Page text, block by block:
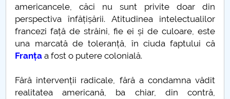
Câte strofe are Luceafarul?
ANIVERSAREA A 162 DE ANI DE LA UNIREA
PRINCIPATELOR ROMÂNE
“CAZUL” ŞTIINŢELOR UMANE. O PLEDOARIE
PRECAUTĂ
americancele, căci nu sunt privite doar din
perspectiva înfățișării. Atitudinea intelectualilor
francezi față de străini, fie ei și de culoare, este
una marcată de toleranță, în ciuda faptului că
Franțaa fost o putere colonială.
Fără intervenții radicale, fără a condamna vădit
realitatea americană, ba chiar, din contră,